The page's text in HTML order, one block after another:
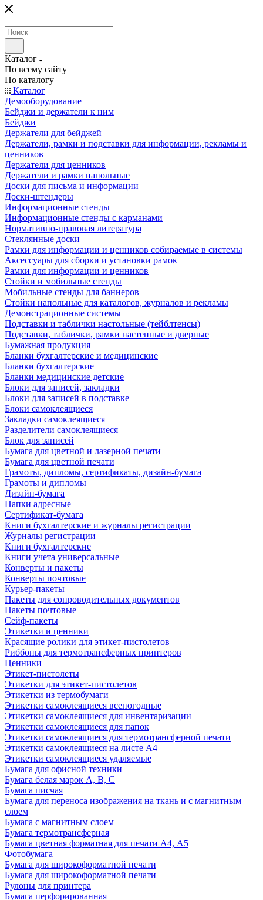
Каталог
По всему сайту
По каталогу
Каталог
Демооборудование
Бейджи и держатели к ним
Бейджи
Держатели для бейджей
Держатели, рамки и подставки для информации, рекламы и
ценников
Держатели для ценников
Держатели и рамки напольные
Доски для письма и информации
Доски-штендеры
Информационные стенды
Информационные стенды с карманами
Нормативно-правовая литература
Стеклянные доски
Рамки для информации и ценников собираемые в системы
Аксессуары для сборки и установки рамок
Рамки для информации и ценников
Стойки и мобильные стенды
Мобильные стенды для баннеров
Стойки напольные для каталогов, журналов и рекламы
Демонстрационные системы
Подставки и таблички настольные (тейблтенсы)
Подставки, таблички, рамки настенные и дверные
Бумажная продукция
Бланки бухгалтерские и медицинские
Бланки бухгалтерские
Бланки медицинские детские
Блоки для записей, закладки
Блоки для записей в подставке
Блоки самоклеящиеся
Закладки самоклеящиеся
Разделители самоклеящиеся
Блок для записей
Бумага для цветной и лазерной печати
Бумага для цветной печати
Грамоты, дипломы, сертификаты, дизайн-бумага
Грамоты и дипломы
Дизайн-бумага
Папки адресные
Сертификат-бумага
Книги бухгалтерские и журналы регистрации
Журналы регистрации
Книги бухгалтерские
Книги учета универсальные
Конверты и пакеты
Конверты почтовые
Курьер-пакеты
Пакеты для сопроводительных документов
Пакеты почтовые
Сейф-пакеты
Этикетки и ценники
Красящие ролики для этикет-пистолетов
Риббоны для термотрансферных принтеров
Ценники
Этикет-пистолеты
Этикетки для этикет-пистолетов
Этикетки из термобумаги
Этикетки самоклеящиеся всепогодные
Этикетки самоклеящиеся для инвентаризации
Этикетки самоклеящиеся для папок
Этикетки самоклеящиеся для термотрансферной печати
Этикетки самоклеящиеся на листе А4
Этикетки самоклеящиеся удаляемые
Бумага для офисной техники
Бумага белая марок А, В, С
Бумага писчая
Бумага для переноса изображения на ткань и с магнитным
слоем
Бумага с магнитным слоем
Бумага термотрансферная
Бумага цветная форматная для печати А4, А5
Фотобумага
Бумага для широкоформатной печати
Бумага для широкоформатной печати
Рулоны для принтера
Бумага перфорированная